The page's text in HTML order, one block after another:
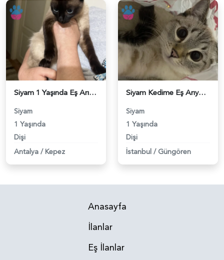
Siyam 1 Yaşında Eş Arıyor - 118983299
Siyam
1 Yaşında
Dişi
Antalya / Kepez
Siyam Kedime Eş Arıyorum - 118983240
Siyam
1 Yaşında
Dişi
İstanbul / Güngören
Anasayfa
İlanlar
Eş İlanlar